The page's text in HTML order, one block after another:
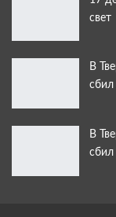
свет
В
сбил
В
сбил